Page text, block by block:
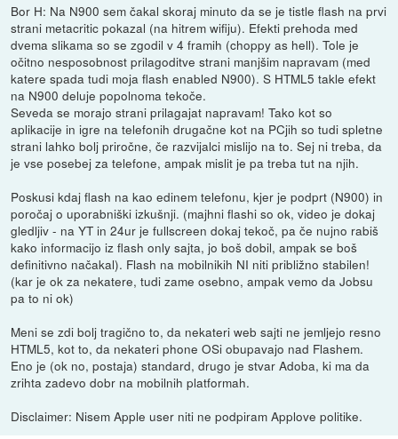
Bor H: Na N900 sem čakal skoraj minuto da se je tistle flash na prvi
strani metacritic pokazal (na hitrem wifiju). Efekti prehoda med
dvema slikama so se zgodil v 4 framih (choppy as hell). Tole je
očitno nesposobnost prilagoditve strani manjšim napravam (med
katere spada tudi moja flash enabled N900). S HTML5 takle efekt
na N900 deluje popolnoma tekoče.
Seveda se morajo strani prilagajat napravam! Tako kot so
aplikacije in igre na telefonih drugačne kot na PCjih so tudi spletne
strani lahko bolj priročne, če razvijalci mislijo na to. Sej ni treba, da
je vse posebej za telefone, ampak mislit je pa treba tut na njih.
Poskusi kdaj flash na kao edinem telefonu, kjer je podprt (N900) in
poročaj o uporabniški izkušnji. (majhni flashi so ok, video je dokaj
gledljiv - na YT in 24ur je fullscreen dokaj tekoč, pa če nujno rabiš
kako informacijo iz flash only sajta, jo boš dobil, ampak se boš
definitivno načakal). Flash na mobilnikih NI niti približno stabilen!
(kar je ok za nekatere, tudi zame osebno, ampak vemo da Jobsu
pa to ni ok)
Meni se zdi bolj tragično to, da nekateri web sajti ne jemljejo resno
HTML5, kot to, da nekateri phone OSi obupavajo nad Flashem.
Eno je (ok no, postaja) standard, drugo je stvar Adoba, ki ma da
zrihta zadevo dobr na mobilnih platformah.
Disclaimer: Nisem Apple user niti ne podpiram Applove politike.